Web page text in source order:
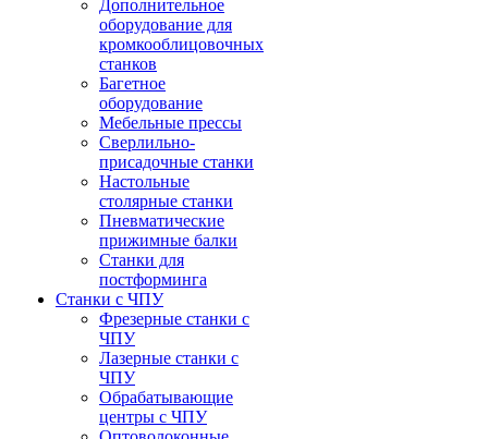
Дополнительное
оборудование для
кромкооблицовочных
станков
Багетное
оборудование
Мебельные прессы
Сверлильно-
присадочные станки
Настольные
столярные станки
Пневматические
прижимные балки
Станки для
постформинга
Станки с ЧПУ
Фрезерные станки с
ЧПУ
Лазерные станки с
ЧПУ
Обрабатывающие
центры с ЧПУ